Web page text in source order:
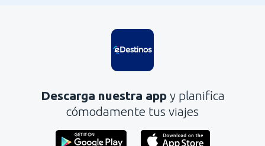
Descarga nuestra app y planifica
cómodamente tus viajes